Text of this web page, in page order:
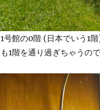
1号館の0階 (日本でいう1
も1階を通り過ぎちゃうの